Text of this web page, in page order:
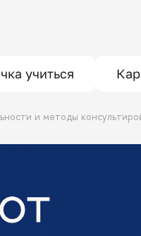
учиться
и методы